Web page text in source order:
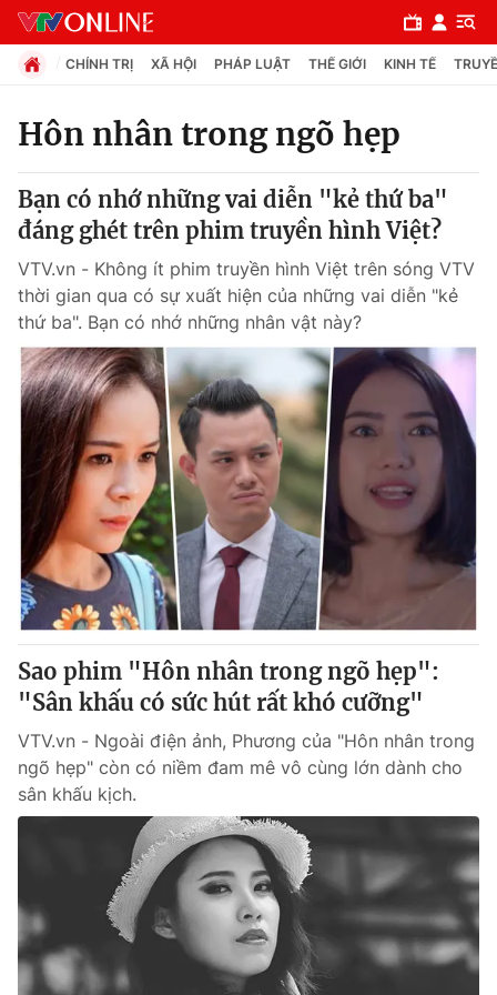
Chuyên mục
Chính trị
Xã hội
Pháp luật
Y tế
Thế giới
Tin tức
Thế giới đó đây
Câu chuyện quốc tế
Kinh tế
Tài chính
Thị trường
Góc doanh nghiệp
Dữ liệu và đời sống
Truyền hình
Hậu trường
Nhân vật
Giải sao mai
Giải trí
Điện ảnh
Đời sống
Chất lượng cuộc sống
Tuyển sinh
Học trực tuyến
Công nghệ
Hitech Công nghệ tương lai
CHÍNH TRỊ XÃ HỘI PHÁP LUẬT THẾ GIỚI KINH TẾ
Hôn nhân trong ngõ hẹp
Bạn có nhớ những vai diễn "kẻ thứ ba"
đáng ghét trên phim truyền hình Việt?
VTV.vn - Không ít phim truyền hình Việt trên sóng VTV
thời gian qua có sự xuất hiện của những vai diễn "kẻ
thứ ba". Bạn có nhớ những nhân vật này?
Sao phim "Hôn nhân trong ngõ hẹp":
"Sân khấu có sức hút rất khó cưỡng"
VTV.vn - Ngoài điện ảnh, Phương của "Hôn nhân trong
ngõ hẹp" còn có niềm đam mê vô cùng lớn dành cho
sân khấu kịch.